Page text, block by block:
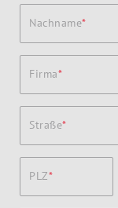
Nachname
Firma
Straße
PLZ